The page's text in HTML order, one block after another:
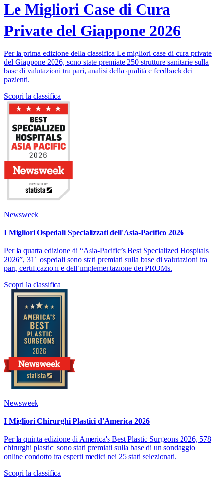
Le Migliori Case di Cura
Private del Giappone 2026
Per la prima edizione della classifica Le migliori case di cura private
del Giappone 2026, sono state premiate 250 strutture sanitarie sulla
base di valutazioni tra pari, analisi della qualità e feedback dei
pazienti.
Scopri la classifica
Newsweek
I Migliori Ospedali Specializzati dell'Asia-Pacifico 2026
Per la quarta edizione di “Asia-Pacific’s Best Specialized Hospitals
2026”, 311 ospedali sono stati premiati sulla base di valutazioni tra
pari, certificazioni e dell’implementazione dei PROMs.
Scopri la classifica
Newsweek
I Migliori Chirurghi Plastici d'America 2026
Per la quinta edizione di America's Best Plastic Surgeons 2026, 578
chirurghi plastici sono stati premiati sulla base di un sondaggio
online condotto tra esperti medici nei 25 stati selezionati.
Scopri la classifica